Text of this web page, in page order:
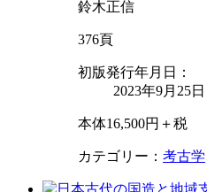
鈴木正信
376頁
初版発行年月日：
2023年9月25日
本体16,500円＋税
カテゴリー： 考古学